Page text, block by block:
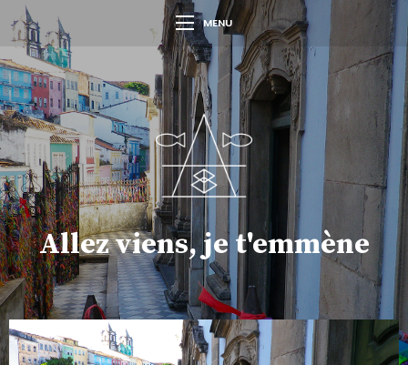
MENU
Allez viens, je t'emmène